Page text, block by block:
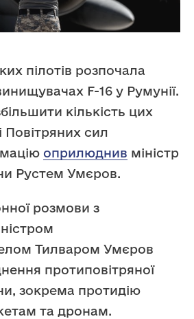
пілотів розпочала
F-16 у Румунії.
кількість цих
Повітряних сил
оприлюднив міністр
Рустем Умєров.
розмови з
Тилваром Умєров
протиповітряної
зокрема протидію
та дронам.